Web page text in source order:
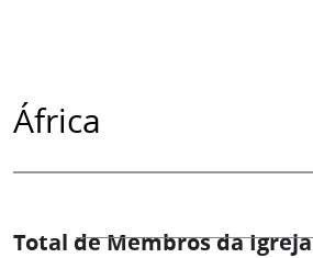
África
Total de Membros da Igreja